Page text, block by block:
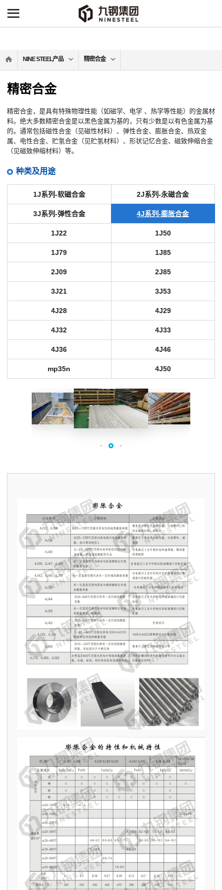
NINE STEEL产品 精密合金
精密合金
精密合金，是具有特殊物理性能（如磁学、电学 、热学等性能）的金属材
料。绝大多数精密合金是以黑色金属为基的，只有少数是以有色金属为基
的。通常包括磁性合金（见磁性材料）、弹性合金、膨胀合金、热双金
属、电性合金、贮氢合金（见贮氢材料）、形状记忆合金、磁致伸缩合金
（见磁致伸缩材料）等。
种类及用途
1J系列-软磁合金 2J系列-永磁合金
3J系列-弹性合金 4J系列-膨胀合金
1J22 1J50
1J79 1J85
2J09 2J85
3J21 3J53
4J28 4J29
4J32 4J33
4J36 4J46
mp35n 4J50